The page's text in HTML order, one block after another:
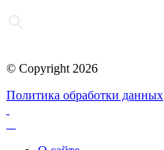
© Copyright 2026
Политика обработки данных